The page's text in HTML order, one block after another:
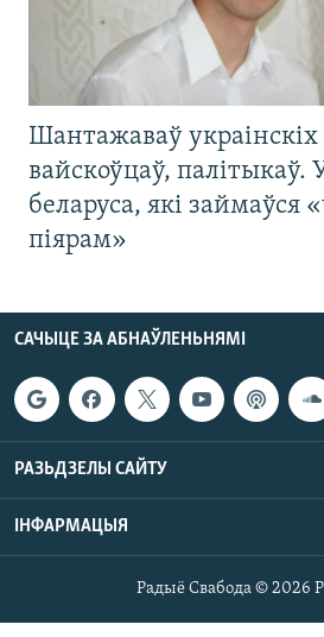
Шантажаваў украінскіх
вайскоўцаў, палітыкаў.
беларуса, які займаўся
піярам»
САЧЫЦЕ ЗА АБНАЎЛЕНЬНЯМІ
РАЗЬДЗЕЛЫ САЙТУ
ІНФАРМАЦЫЯ
Радыё Свабода © 2026